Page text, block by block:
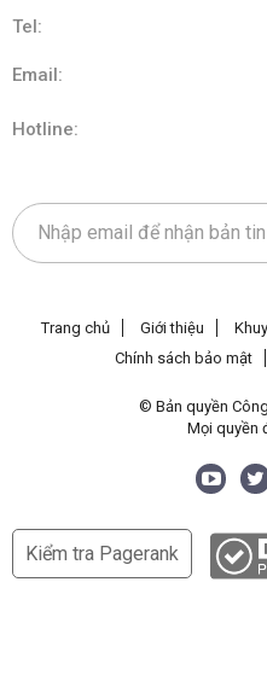
Tel:
Email:
Hotline:
Trang chủ Giới thiệu
Chính sách bảo mật
© Bản quyền
Mọi quyền
Kiểm tra Pagerank